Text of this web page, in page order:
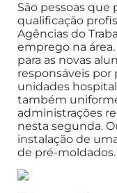
São pessoas que
qualificação
Agências do
emprego na área.
para as novas
responsáveis por
unidades
também
administrações
nesta segunda.
instalação de
de pré-moldados.